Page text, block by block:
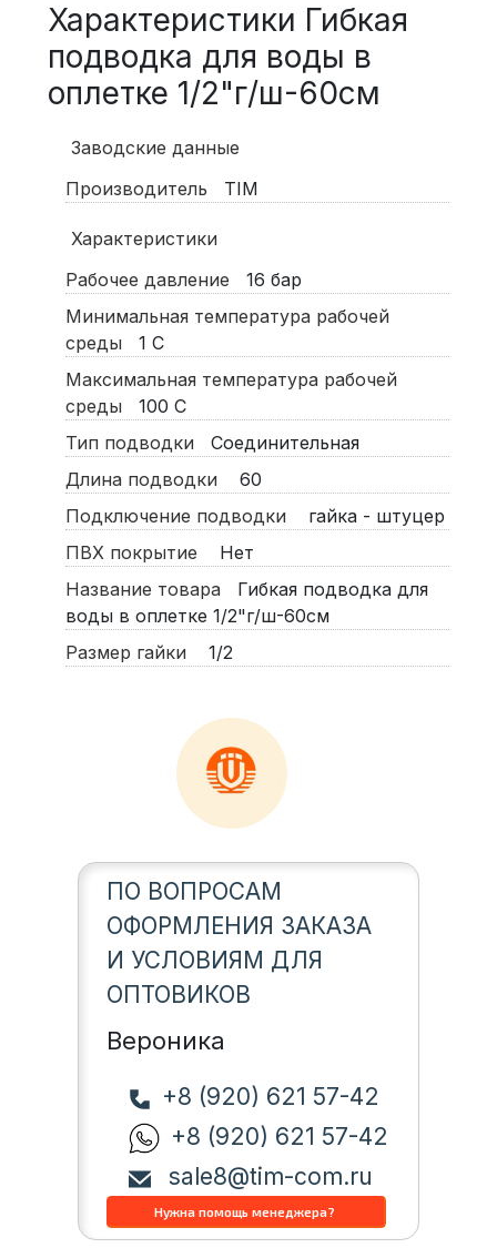
Характеристики Гибкая
подводка для воды в
оплетке 1/2"г/ш-60см
Заводские данные
Производитель
TIM
Характеристики
Рабочее давление
16 бар
Минимальная температура рабочей
среды
1 С
Максимальная температура рабочей
среды
100 С
Тип подводки
Соединительная
Длина подводки
60
Подключение подводки
гайка - штуцер
ПВХ покрытие
Нет
Название товара
Гибкая подводка для
воды в оплетке 1/2"г/ш-60см
Размер гайки
1/2
ПО ВОПРОСАМ
ОФОРМЛЕНИЯ ЗАКАЗА
И УСЛОВИЯМ ДЛЯ
ОПТОВИКОВ
Вероника
+8 (920) 621 57-42
+8 (920) 621 57-42
sale8@tim-com.ru